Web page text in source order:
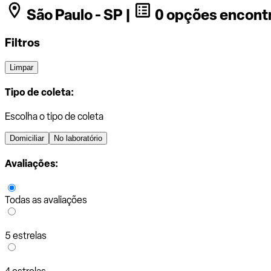
São Paulo - SP |
0 opções
Filtros
Limpar
Tipo de coleta:
Escolha o tipo de coleta
Domiciliar No laboratório
Avaliações:
Todas as avaliações
5 estrelas